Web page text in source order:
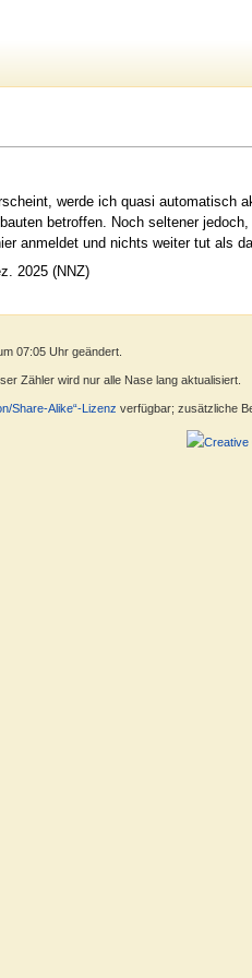
werde ich quasi
betroffen. Noch seltener
anmeldet und nichts weiter tut als
2025 (NNZ)
07:05 Uhr geändert.
Zähler wird nur alle Nase lang aktualisiert.
Share-Alike“-Lizenz verfügbar; zusätzliche